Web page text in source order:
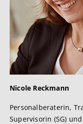
Nicole Reckmann
Personalberaterin,
Supervisorin (SG)